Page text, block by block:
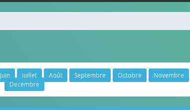
Juin Juillet Août Septembre Octobre
Novembre
Decembre